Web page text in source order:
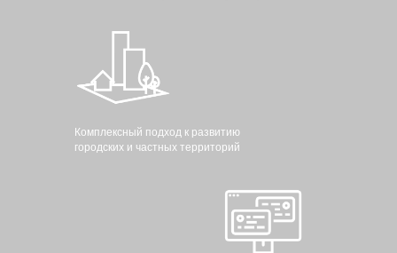
Комплексный подход к развитию
городских и частных территорий